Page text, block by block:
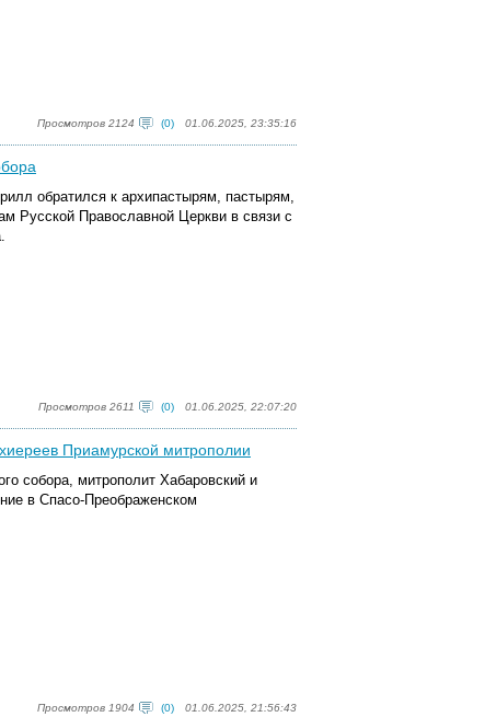
Просмотров 2124 (0) 01.06.2025, 23:35:16
обратился к архипастырям, пастырям,
Русской Православной Церкви в связи с
Просмотров 2611 (0) 01.06.2025, 22:07:20
Приамурской митрополии
собора, митрополит Хабаровский и
в Спасо-Преображенском
Просмотров 1904 (0) 01.06.2025, 21:56:43